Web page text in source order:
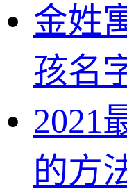
金姓
孩名
2021
的方